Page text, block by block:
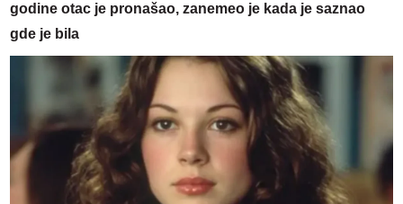
godine otac je pronašao, zanemeo je kada je saznao
gde je bila